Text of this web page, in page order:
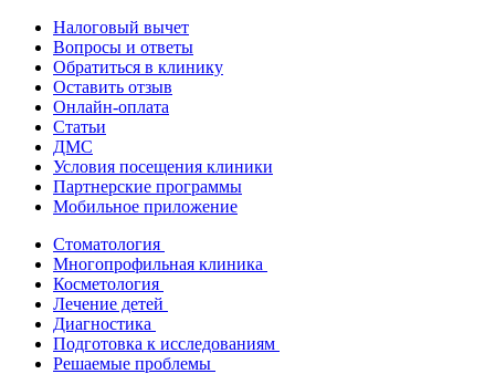
Налоговый вычет
Вопросы и ответы
Обратиться в клинику
Оставить отзыв
Онлайн-оплата
Статьи
ДМС
Условия посещения клиники
Партнерские программы
Мобильное приложение
Стоматология
Многопрофильная клиника
Косметология
Лечение детей
Диагностика
Подготовка к исследованиям
Решаемые проблемы